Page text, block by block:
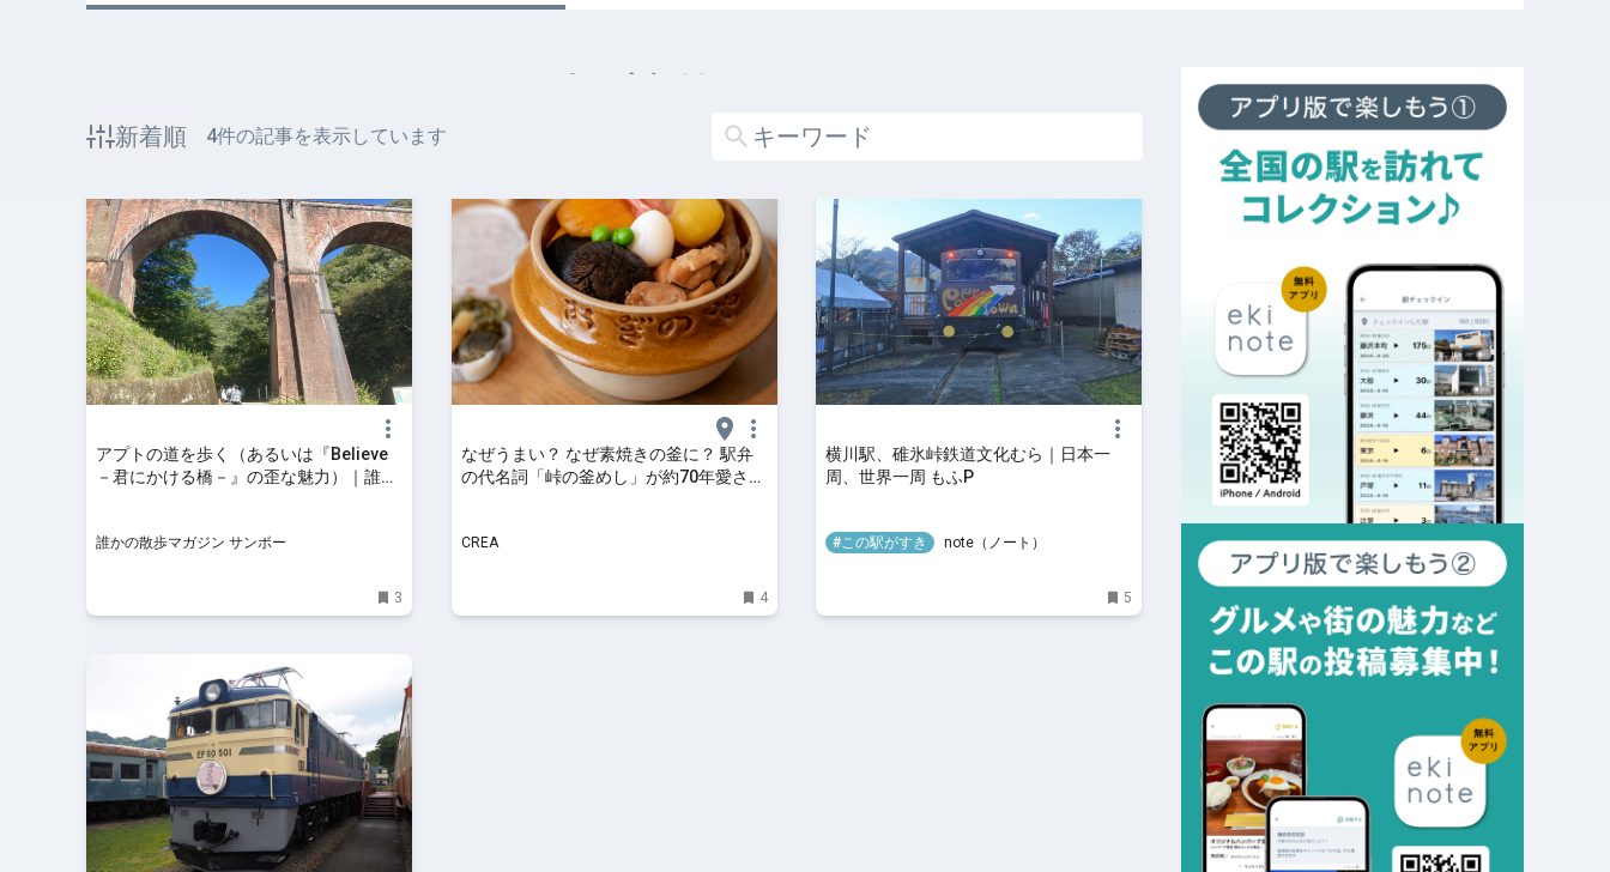
エキガタリ
新着順 4件の記事を表示しています
アプトの道を歩く（あるいは『Believe
－君にかける橋－』の歪な魅力）｜誰か
誰かの散歩マガジン サンポー
3
なぜうまい？ なぜ素焼きの釜に？ 駅弁
の代名詞「峠の釜めし」が約70年愛され
CREA
4
横川駅、碓氷峠鉄道文化むら｜日本一
周、世界一周 もふP
#この駅がすき note（ノート）
5